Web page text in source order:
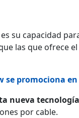
su capacidad
las que ofrece
se promociona
nueva
por cable.